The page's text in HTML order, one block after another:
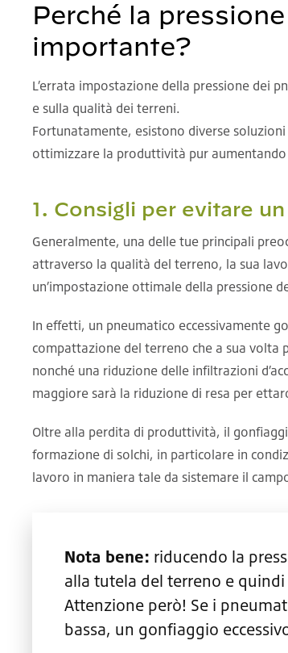
Perché la
importante?
L’errata impostazione della pressione dei
e sulla qualità dei terreni.
Fortunatamente, esistono diverse
ottimizzare la produttività pur
1. Consigli per evitare
Generalmente, una delle tue principali
attraverso la qualità del terreno, la sua
un’impostazione ottimale della pressione
In effetti, un pneumatico eccessivamente
compattazione del terreno che a sua volta
nonché una riduzione delle infiltrazioni
maggiore sarà la riduzione di resa per
Oltre alla perdita di produttività, il
formazione di solchi, in particolare in
lavoro in maniera tale da sistemare il
Nota bene: riducendo la
alla tutela del terreno e
Attenzione però! Se i
bassa, un gonfiaggio